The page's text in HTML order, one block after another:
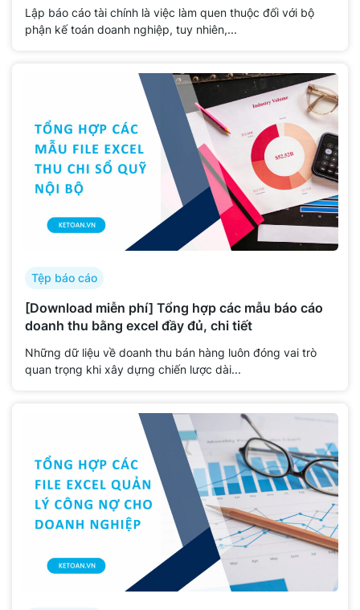
Lập báo cáo tài chính là việc làm quen thuộc đối với bộ
phận kế toán doanh nghiệp, tuy nhiên,...
Tệp báo cáo
[Download miễn phí] Tổng hợp các mẫu báo cáo
doanh thu bằng excel đầy đủ, chi tiết
Những dữ liệu về doanh thu bán hàng luôn đóng vai trò
quan trọng khi xây dựng chiến lược dài...